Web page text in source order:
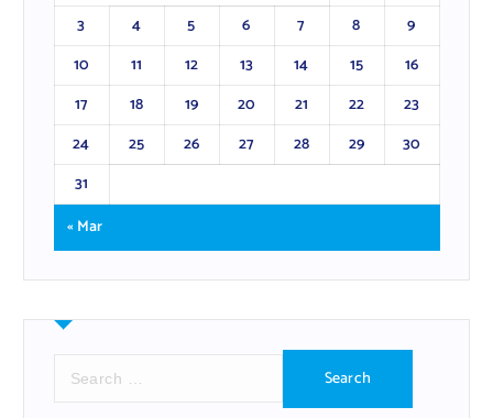
3
4 5 6 7 8
9
10
11 12 13 14 15
16
17
18 19 20 21 22
23
24
25 26 27 28 29
30
31
« Mar